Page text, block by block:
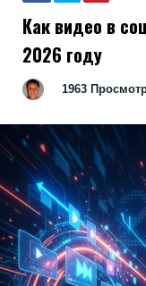
Как видео в
2026 году
1963